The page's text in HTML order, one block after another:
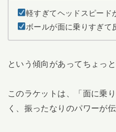
軽すぎてヘッドスピード
ボールが面に乗りすぎて
という傾向があってちょっ
このラケットは、「面に乗
く、振ったなりのパワーが